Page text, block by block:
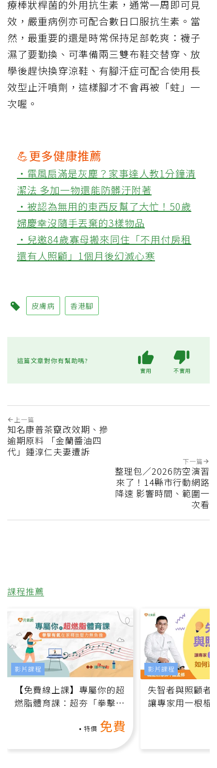
療棒狀桿菌的外用抗生素，通常一周即可見
效，嚴重病例亦可配合數日口服抗生素。當
然，最重要的還是時常保持足部乾爽：襪子
濕了要勤換、可準備兩三雙布鞋交替穿、放
學後趕快換穿涼鞋、有腳汗症可配合使用長
效型止汗噴劑，這樣腳才不會再被「蛀」一
次喔。
💪更多健康推薦
‧電風扇滿是灰塵？家事達人教1分鐘清
潔法 多加一物還能防髒汙附著
‧被認為無用的東西反幫了大忙！50歲
婦慶幸沒隨手丟棄的3樣物品
‧兒邀84歲寡母搬來同住「不用付房租
還有人照顧」1個月後幻滅心寒
皮膚病 香港腳
這篇文章對你有幫助嗎?
實用 不實用
上一篇
知名康普茶竄改效期、摻
逾期原料 「金蘭醬油四
代」鍾淳仁夫妻遭訴
下一篇
整理包／2026防空演習
來了！14縣市行動網路
降速 影響時間、範圍一
次看
課程推薦
【免費線上課】專屬你的超
燃脂體育課：超夯「拳擊有
特價 免費
影片課程
失智者與照顧者
讓專家用一根棍
影片課程